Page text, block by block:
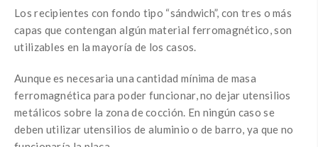
Los recipientes con fondo tipo “sándwich”, con tres o más
capas que contengan algún material ferromagnético, son
utilizables en la mayoría de los casos.
Aunque es necesaria una cantidad mínima de masa
ferromagnética para poder funcionar, no dejar utensilios
metálicos sobre la zona de cocción. En ningún caso se
deben utilizar utensilios de aluminio o de barro, ya que no